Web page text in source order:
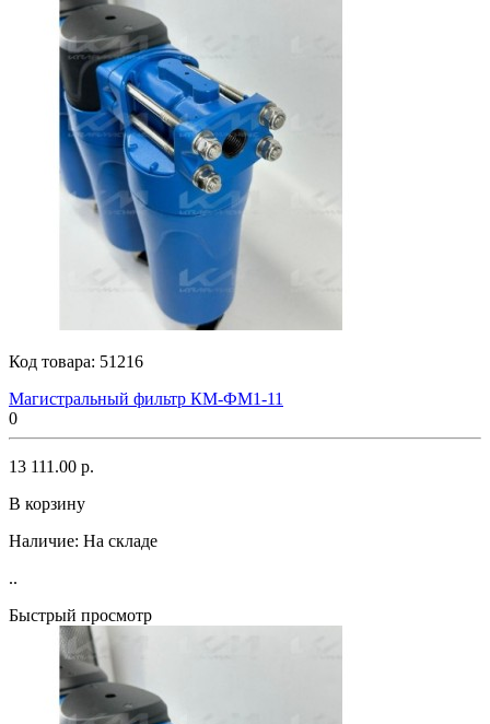
Код товара: 51216
Магистральный фильтр КМ-ФМ1-11
0
13 111.00 р.
В корзину
Наличие: На складе
..
Быстрый просмотр